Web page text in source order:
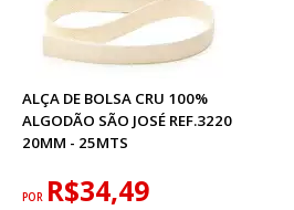
ALÇA DE BOLSA CRU 100%
ALGODÃO SÃO JOSÉ REF.3220
20MM - 25MTS
POR R$34,49